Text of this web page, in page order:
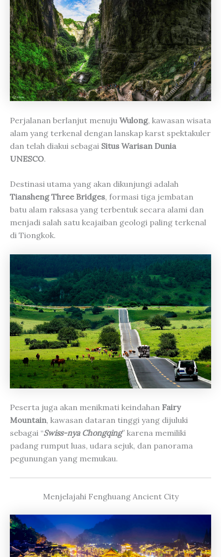
Perjalanan berlanjut menuju Wulong, kawasan wisata
alam yang terkenal dengan lanskap karst spektakuler
dan telah diakui sebagai Situs Warisan Dunia
UNESCO.
Destinasi utama yang akan dikunjungi adalah
Tiansheng Three Bridges, formasi tiga jembatan
batu alam raksasa yang terbentuk secara alami dan
menjadi salah satu keajaiban geologi paling terkenal
di Tiongkok.
Peserta juga akan menikmati keindahan Fairy
Mountain, kawasan dataran tinggi yang dijuluki
sebagai “Swiss-nya Chongqing” karena memiliki
padang rumput luas, udara sejuk, dan panorama
pegunungan yang memukau.
Menjelajahi Fenghuang Ancient City